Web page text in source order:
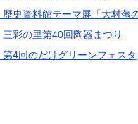
史資料館テーマ展「大村藩の
彩の里第40回陶器まつり
4回のだけグリーンフェスタ